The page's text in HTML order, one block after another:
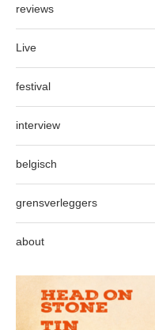
reviews
Live
festival
interview
belgisch
grensverleggers
about